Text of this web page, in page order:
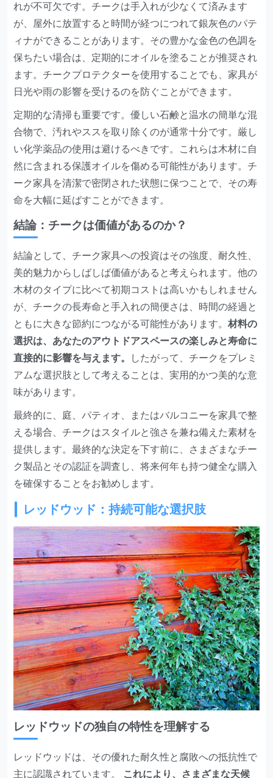
れが不可欠です。チークは手入れが少なくて済みます
が、屋外に放置すると時間が経つにつれて銀灰色のパテ
ィナができることがあります。その豊かな金色の色調を
保ちたい場合は、定期的にオイルを塗ることが推奨され
ます。チークプロテクターを使用することでも、家具が
日光や雨の影響を受けるのを防ぐことができます。
定期的な清掃も重要です。優しい石鹸と温水の簡単な混
合物で、汚れやススを取り除くのが通常十分です。厳し
い化学薬品の使用は避けるべきです。これらは木材に自
然に含まれる保護オイルを傷める可能性があります。チ
ーク家具を清潔で密閉された状態に保つことで、その寿
命を大幅に延ばすことができます。
結論：チークは価値があるのか？
結論として、チーク家具への投資はその強度、耐久性、
美的魅力からしばしば価値があると考えられます。他の
木材のタイプに比べて初期コストは高いかもしれません
が、チークの長寿命と手入れの簡便さは、時間の経過と
ともに大きな節約につながる可能性があります。材料の
選択は、あなたのアウトドアスペースの楽しみと寿命に
直接的に影響を与えます。
したがって、チークをプレミ
アムな選択肢として考えることは、実用的かつ美的な意
味があります。
最終的に、庭、パティオ、またはバルコニーを家具で整
える場合、チークはスタイルと強さを兼ね備えた素材を
提供します。最終的な決定を下す前に、さまざまなチー
ク製品とその認証を調査し、将来何年も持つ健全な購入
を確保することをお勧めします。
レッドウッド：持続可能な選択肢
レッドウッドの独自の特性を理解する
レッドウッドは、その優れた耐久性と腐敗への抵抗性で
主に認識されています。
これにより、さまざまな天候